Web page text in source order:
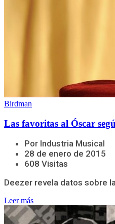
Birdman
Las favoritas al Óscar
Por Industria Musical
28 de enero de 2015
608 Visitas
Deezer revela datos sobre
Leer más